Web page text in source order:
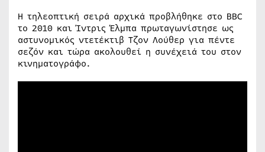
Η τηλεοπτική σειρά αρχικά προβλήθηκε στο BBC
το 2010 και Ίντρις Έλμπα πρωταγωνίστησε ως
αστυνομικός ντετέκτιβ Τζον Λούθερ για πέντε
σεζόν και τώρα ακολουθεί η συνέχειά του στον
κινηματογράφο.